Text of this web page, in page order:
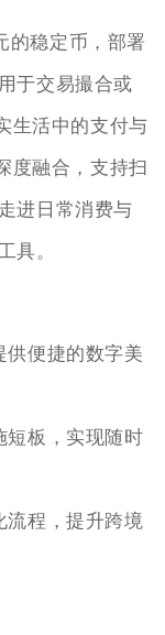
的稳定币，部署
于交易撮合或
生活中的支付与
度融合，支持扫
进日常消费与
具。
供便捷的数字美
短板，实现随时
流程，提升跨境